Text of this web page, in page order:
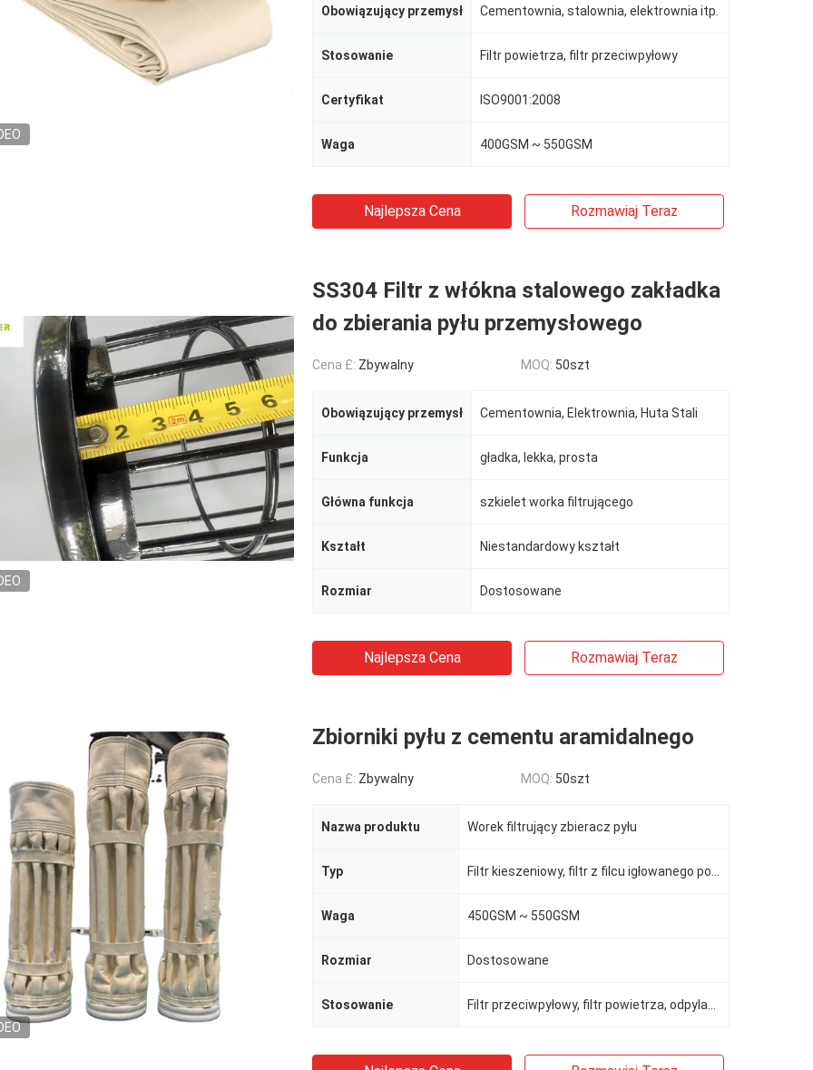
Obowiązujący przemysł Cementownia, stalownia, elektrownia itp.
Stosowanie Filtr powietrza, filtr przeciwpyłowy
Certyfikat ISO9001:2008
Waga 400GSM ~ 550GSM
Najlepsza Cena Rozmawiaj Teraz
SS304 Filtr z włókna stalowego zakładka
do zbierania pyłu przemysłowego
Cena £: Zbywalny MOQ: 50szt
Obowiązujący przemysł Cementownia, Elektrownia, Huta Stali
Funkcja gładka, lekka, prosta
Główna funkcja szkielet worka filtrującego
Kształt Niestandardowy kształt
Rozmiar Dostosowane
Najlepsza Cena Rozmawiaj Teraz
Zbiorniki pyłu z cementu aramidalnego
Cena £: Zbywalny MOQ: 50szt
Nazwa produktu Worek filtrujący zbieracz pyłu
Typ
Waga 450GSM ~ 550GSM
Rozmiar Dostosowane
Stosowanie